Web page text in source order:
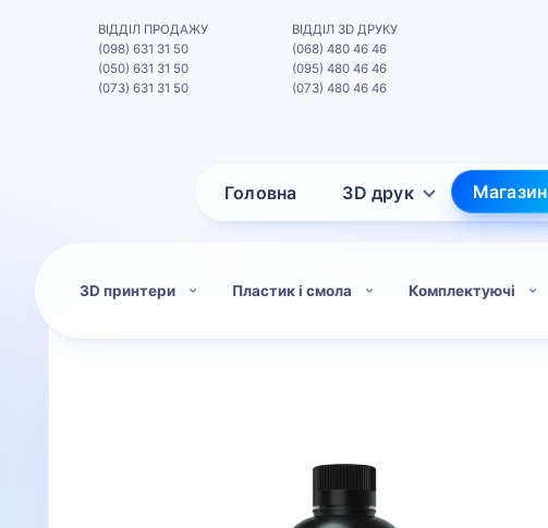
Головна 3D друк Магазин
ВІДДІЛ ПРОДАЖУ
(098) 631 31 50
(050) 631 31 50
(073) 631 31 50
ВІДДІЛ 3D ДРУКУ
(068) 480 46 46
(095) 480 46 46
(073) 480 46 46
3D принтери Пластик і смола Комплектуючі